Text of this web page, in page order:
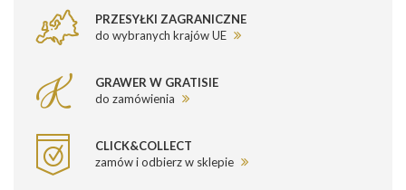
PRZESYŁKI ZAGRANICZNE
do wybranych krajów UE
GRAWER W GRATISIE
do zamówienia
CLICK&COLLECT
zamów i odbierz w sklepie